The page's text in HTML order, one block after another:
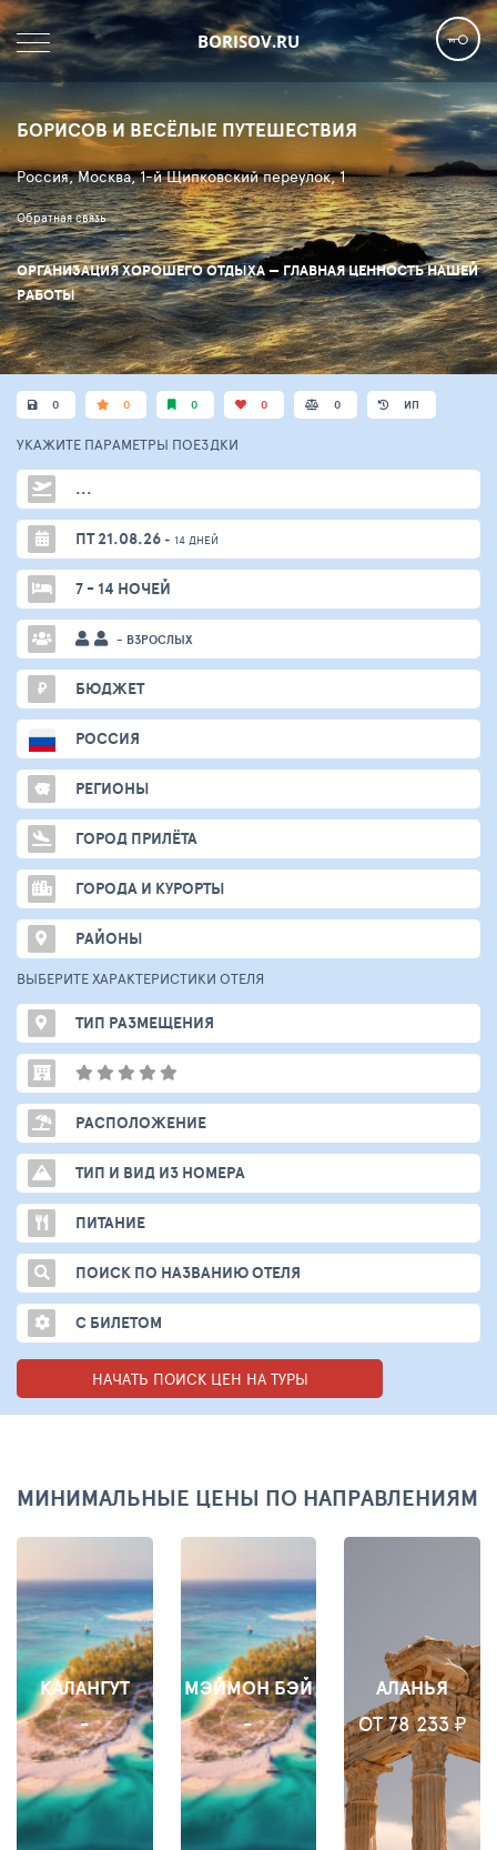
BORISOV.RU
БОРИСОВ И ВЕСЁЛЫЕ ПУТЕШЕСТВИЯ
Россия, Москва, 1-й Щипковский переулок, 1
Обратная связь
ОРГАНИЗАЦИЯ ХОРОШЕГО ОТДЫХА — ГЛАВНАЯ ЦЕННОСТЬ НАШЕЙ
РАБОТЫ
0 0 0 0 0 ИП
УКАЖИТЕ ПАРАМЕТРЫ ПОЕЗДКИ
...
ПТ 21.08.26 + 14 ДНЕЙ
7 - 14 НОЧЕЙ
- ВЗРОСЛЫХ
₽ БЮДЖЕТ
РОССИЯ
РЕГИОНЫ
ГОРОД ПРИЛЁТА
ГОРОДА И КУРОРТЫ
РАЙОНЫ
ВЫБЕРИТЕ ХАРАКТЕРИСТИКИ ОТЕЛЯ
ТИП РАЗМЕЩЕНИЯ
РАСПОЛОЖЕНИЕ
ТИП И ВИД ИЗ НОМЕРА
ПИТАНИЕ
ПОИСК ПО НАЗВАНИЮ ОТЕЛЯ
С БИЛЕТОМ
НАЧАТЬ ПОИСК ЦЕН НА ТУРЫ
МИНИМАЛЬНЫЕ ЦЕНЫ ПО НАПРАВЛЕНИЯМ
КАЛАНГУТ
-
МЭЙМОН БЭЙ
-
АЛАНЬЯ
ОТ 78 233 ₽